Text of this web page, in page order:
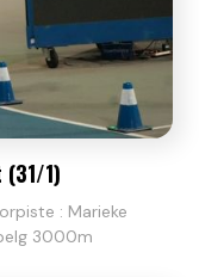
(31/1)
: Marieke
3000m